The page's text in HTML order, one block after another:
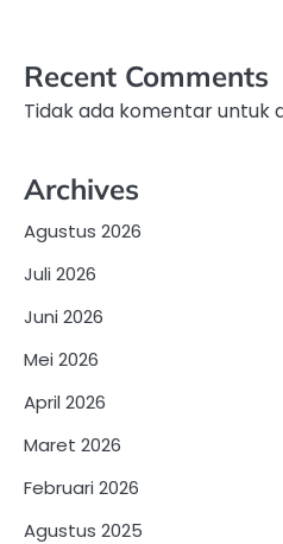
Recent Comments
Tidak ada komentar untuk
Archives
Agustus 2026
Juli 2026
Juni 2026
Mei 2026
April 2026
Maret 2026
Februari 2026
Agustus 2025